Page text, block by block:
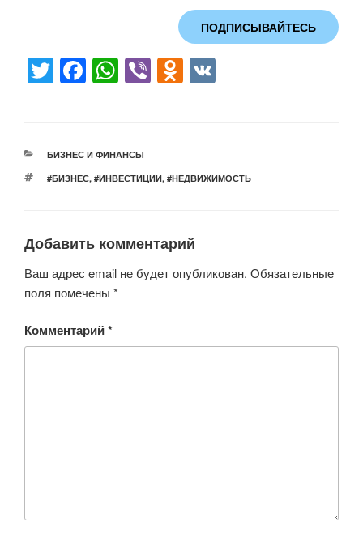
ПОДПИСЫВАЙТЕСЬ
T
er
F
e
b
k
W
s
A
Vi O
kl
ni
ki
РУБРИКИ
БИЗНЕС И ФИНАНСЫ
МЕТКИ
#БИЗНЕС, #ИНВЕСТИЦИИ, #НЕДВИЖИМОСТЬ
Добавить комментарий
Ваш адрес email не будет опубликован. Обязательные
поля помечены *
Комментарий*